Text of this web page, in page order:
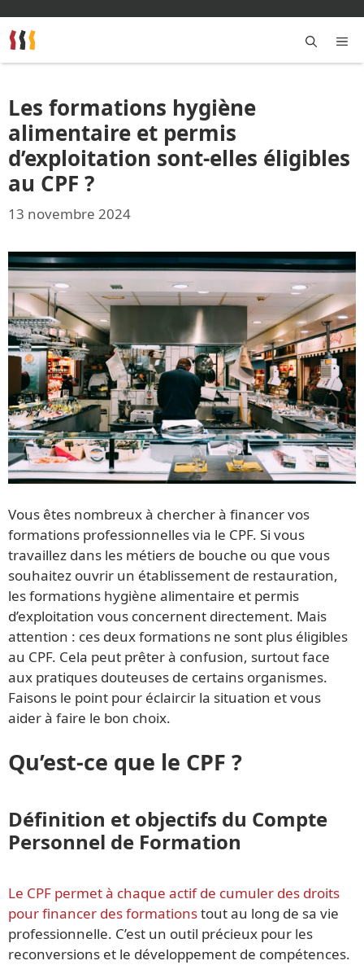
au
contenu
Les formations hygiène
alimentaire et permis
d’exploitation sont-elles éligibles
au CPF ?
13 novembre 2024
Vous êtes nombreux à chercher à financer vos
formations professionnelles via le CPF. Si vous
travaillez dans les métiers de bouche ou que vous
souhaitez ouvrir un établissement de restauration,
les formations hygiène alimentaire et permis
d’exploitation vous concernent directement. Mais
attention : ces deux formations ne sont plus éligibles
au CPF. Cela peut prêter à confusion, surtout face
aux pratiques douteuses de certains organismes.
Faisons le point pour éclaircir la situation et vous
aider à faire le bon choix.
Qu’est-ce que le CPF ?
Définition et objectifs du Compte
Personnel de Formation
Le CPF permet à chaque actif de cumuler des droits
pour financer des formationstout au long de sa vie
professionnelle. C’est un outil précieux pour les
reconversions et le développement de compétences.